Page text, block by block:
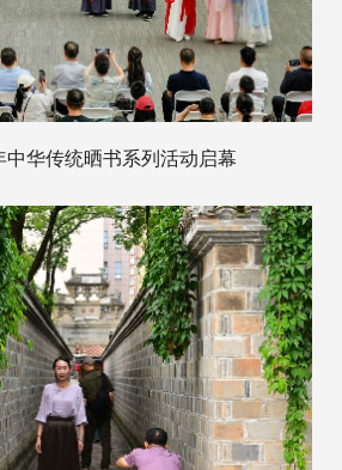
中华传统晒书系列活动启幕